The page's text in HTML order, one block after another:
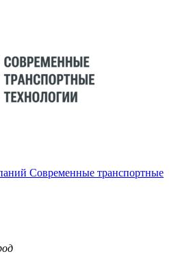
Современные транспортные